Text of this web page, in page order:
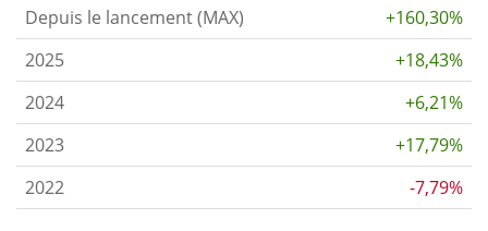
Depuis le lancement (MAX)
+160,30%
2025
+18,43%
2024
+6,21%
2023
+17,79%
2022
-7,79%